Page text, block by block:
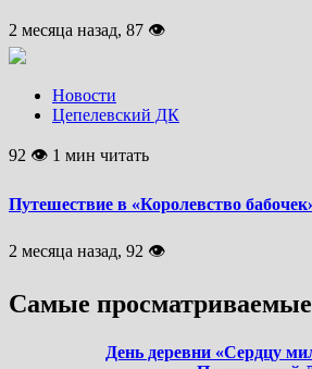
2 месяца назад, 87 👁
Новости
Цепелевский ДК
92 👁 1 мин читать
Путешествие в «Королевство
2 месяца назад, 92 👁
Самые
День деревни «Сердцу